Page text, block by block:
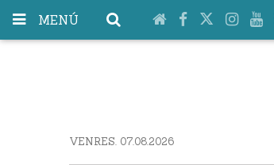
MENÚ
VENRES. 07.08.2026